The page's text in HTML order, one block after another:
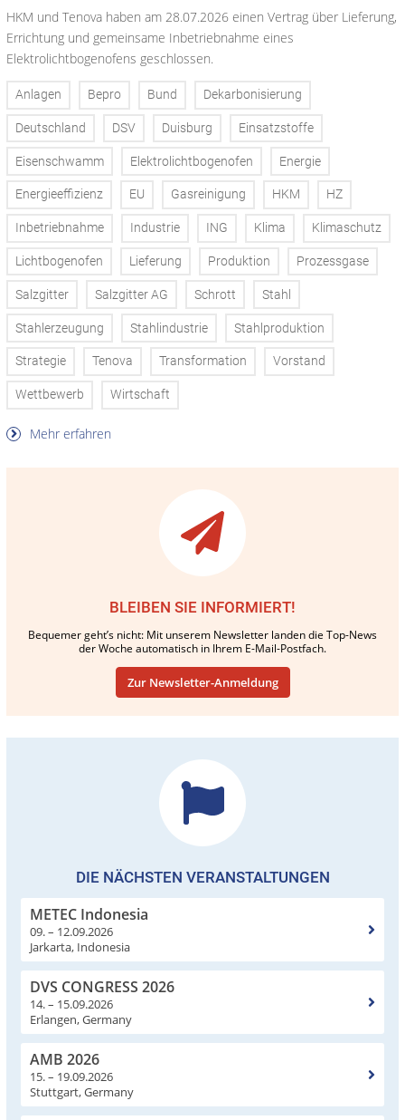
HKM und Tenova haben am 28.07.2026 einen Vertrag über Lieferung,
Errichtung und gemeinsame Inbetriebnahme eines
Elektrolichtbogenofens geschlossen.
Anlagen Bepro Bund Dekarbonisierung
Deutschland DSV Duisburg Einsatzstoffe
Eisenschwamm Elektrolichtbogenofen Energie
Energieeffizienz EU Gasreinigung HKM HZ
Inbetriebnahme Industrie ING Klima Klimaschutz
Lichtbogenofen Lieferung Produktion Prozessgase
Salzgitter Salzgitter AG Schrott Stahl
Stahlerzeugung Stahlindustrie Stahlproduktion
Strategie Tenova Transformation Vorstand
Wettbewerb Wirtschaft
Mehr erfahren
BLEIBEN SIE INFORMIERT!
Bequemer geht’s nicht: Mit unserem Newsletter landen die Top-News
der Woche automatisch in Ihrem E-Mail-Postfach.
Zur Newsletter-Anmeldung
DIE NÄCHSTEN VERANSTALTUNGEN
METEC Indonesia
09. – 12.09.2026
Jarkarta, Indonesia
DVS CONGRESS 2026
14. – 15.09.2026
Erlangen, Germany
AMB 2026
15. – 19.09.2026
Stuttgart, Germany